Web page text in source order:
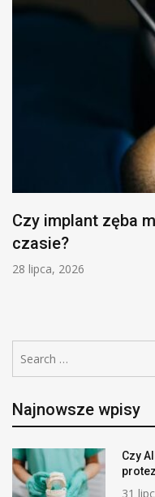
Czy implant zęba
czasie?
28 lipca, 2026
for:
Najnowsze wpisy
Czy
31